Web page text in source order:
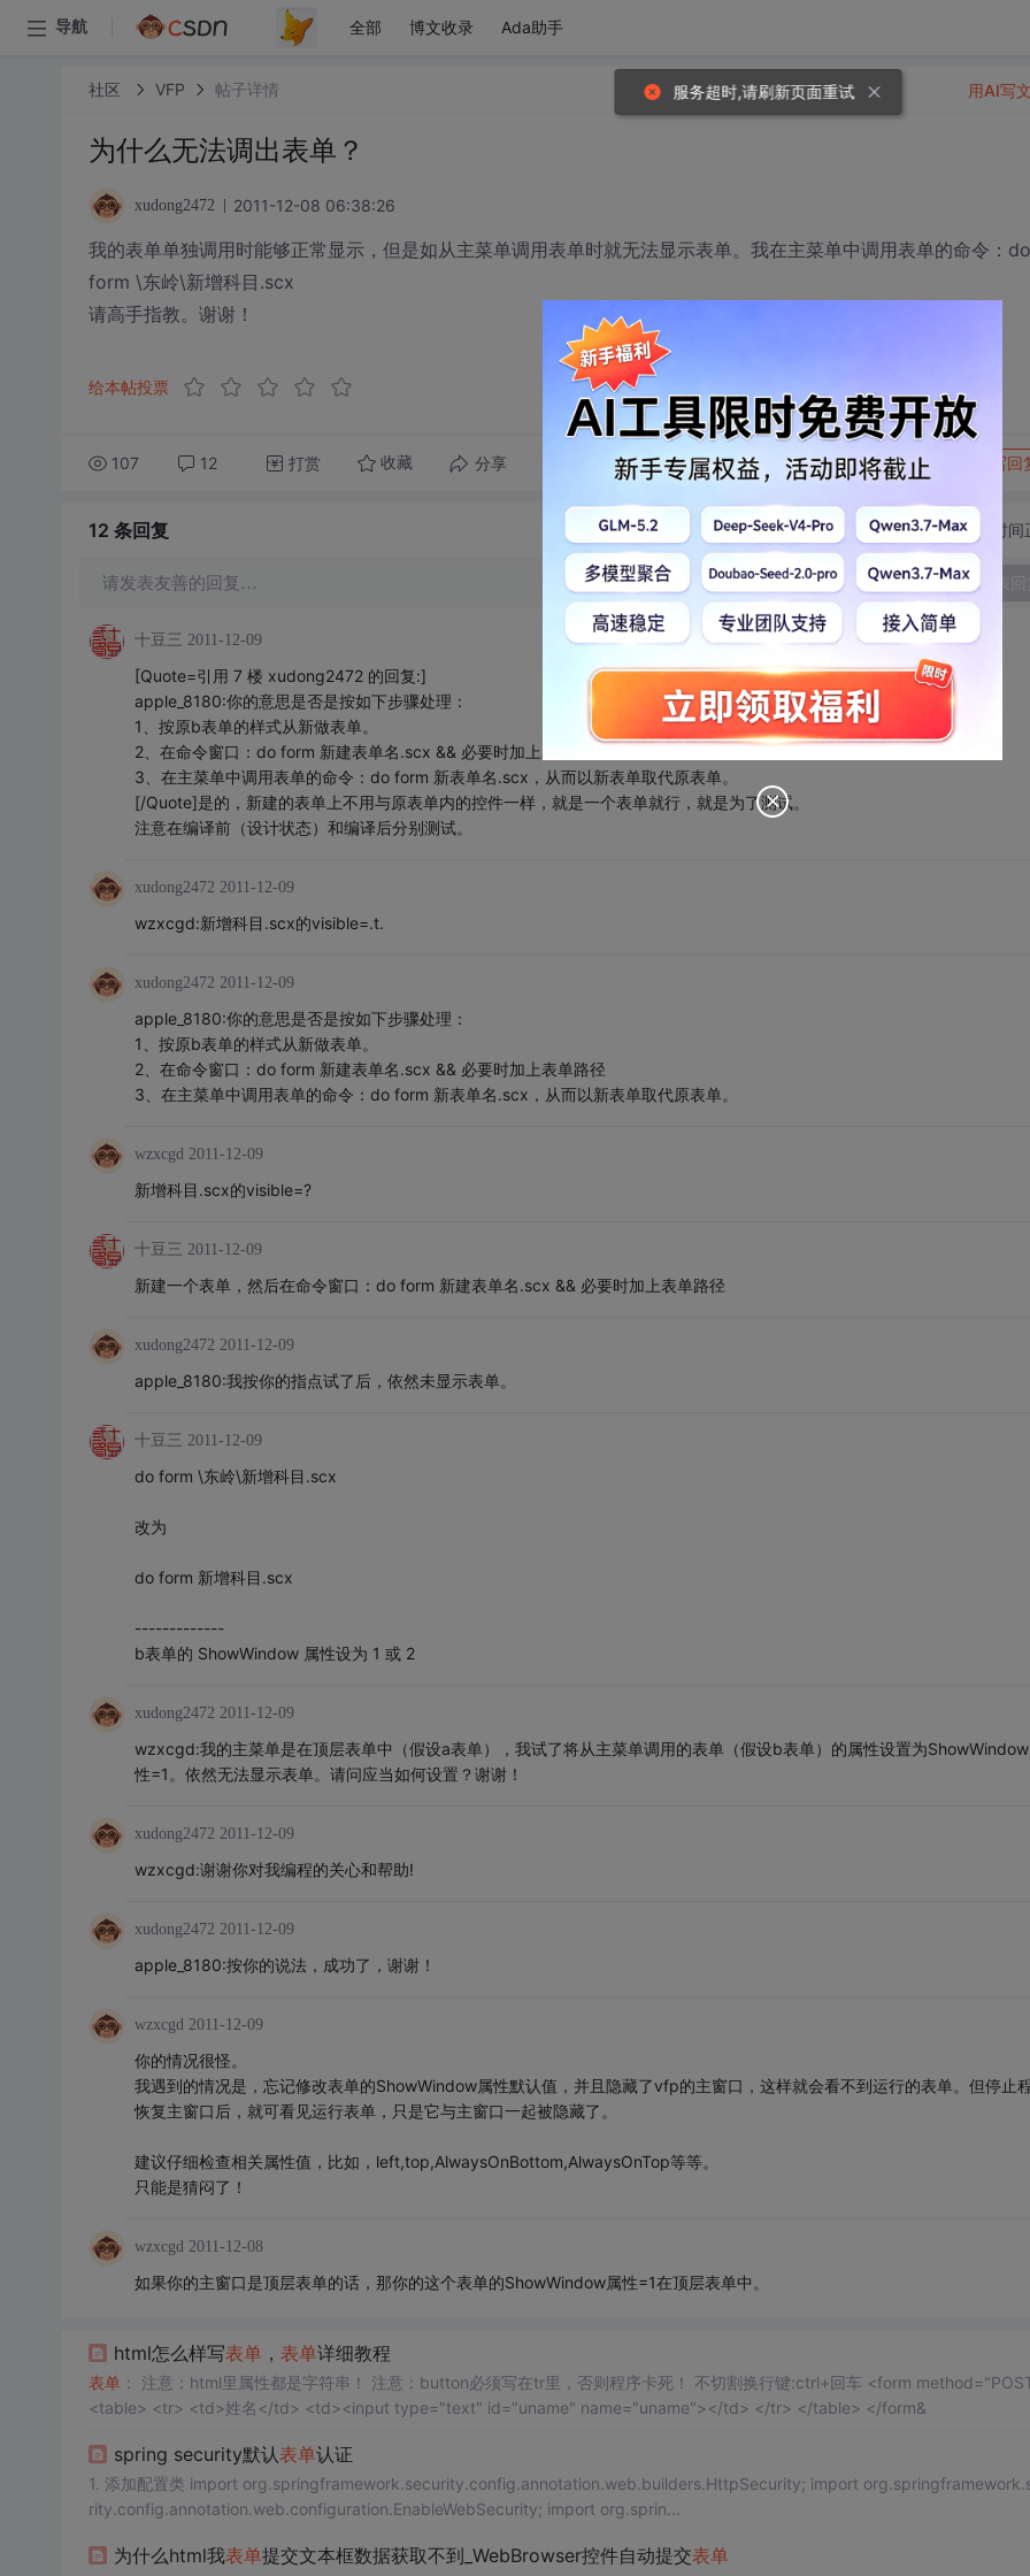
导航 全部 博文收录 Ada助手
社区 VFP 帖子详情
为什么无法调出表单？
xudong2472 2011-12-08 06:38:26
我的表单单独调用时能够正常显示，但是如从主菜单调用表单时就无法显示表单。我在主菜单中调用表单的命令：do
form \东岭\新增科目.scx
请高手指教。谢谢！
给本帖投票
107 12 打赏 收藏 分享 转发到动态 举报 写回
用AI写
12 条回复 切换为时间
请发表友善的回复… 发表回
十豆三 2011-12-09
[Quote=引用 7 楼 xudong2472 的回复:]
apple_8180:你的意思是否是按如下步骤处理：
1、按原b表单的样式从新做表单。
2、在命令窗口：do form 新建表单名.scx && 必要时加上表单路径
3、在主菜单中调用表单的命令：do form 新表单名.scx，从而以新表单取代原表单。
[/Quote]是的，新建的表单上不用与原表单内的控件一样，就是一个表单就行，就是为了测试。
注意在编译前（设计状态）和编译后分别测试。
xudong2472 2011-12-09
wzxcgd:新增科目.scx的visible=.t.
xudong2472 2011-12-09
apple_8180:你的意思是否是按如下步骤处理：
1、按原b表单的样式从新做表单。
2、在命令窗口：do form 新建表单名.scx && 必要时加上表单路径
3、在主菜单中调用表单的命令：do form 新表单名.scx，从而以新表单取代原表单。
wzxcgd 2011-12-09
新增科目.scx的visible=?
十豆三 2011-12-09
新建一个表单，然后在命令窗口：do form 新建表单名.scx && 必要时加上表单路径
xudong2472 2011-12-09
apple_8180:我按你的指点试了后，依然未显示表单。
十豆三 2011-12-09
do form \东岭\新增科目.scx
改为
do form 新增科目.scx
-------------
b表单的 ShowWindow 属性设为 1 或 2
xudong2472 2011-12-09
wzxcgd:我的主菜单是在顶层表单中（假设a表单），我试了将从主菜单调用的表单（假设b表单）的属性设置为
性=1。依然无法显示表单。请问应当如何设置？谢谢！
xudong2472 2011-12-09
wzxcgd:谢谢你对我编程的关心和帮助!
xudong2472 2011-12-09
apple_8180:按你的说法，成功了，谢谢！
wzxcgd 2011-12-09
你的情况很怪。
我遇到的情况是，忘记修改表单的ShowWindow属性默认值，并且隐藏了vfp的主窗口，这样就会看不到运行的表单。但停止
恢复主窗口后，就可看见运行表单，只是它与主窗口一起被隐藏了。
建议仔细检查相关属性值，比如，left,top,AlwaysOnBottom,AlwaysOnTop等等。
只能是猜闷了！
wzxcgd 2011-12-08
如果你的主窗口是顶层表单的话，那你的这个表单的ShowWindow属性=1在顶层表单中。
html怎么样写表单 ， 表单详细教程
表单： 注意：html里属性都是字符串！ 注意：button必须写在tr里，否则程序卡死！ 不切割换行键:ctrl+回车 <form method="POST">
<table> <tr> <td>姓名</td> <td><input type="text" id="uname" name="uname"></td> </tr> </table> </form&
spring security默认表单认证
1. 添加配置类 import org.springframework.security.config.annotation.web.builders.HttpSecurity; import org.springframework.secu
rity.config.annotation.web.configuration.EnableWebSecurity; import org.sprin...
为什么html我表单提交文本框数据获取不到_WebBrowser控件自动提交表单
服务超时,请刷新页面重试